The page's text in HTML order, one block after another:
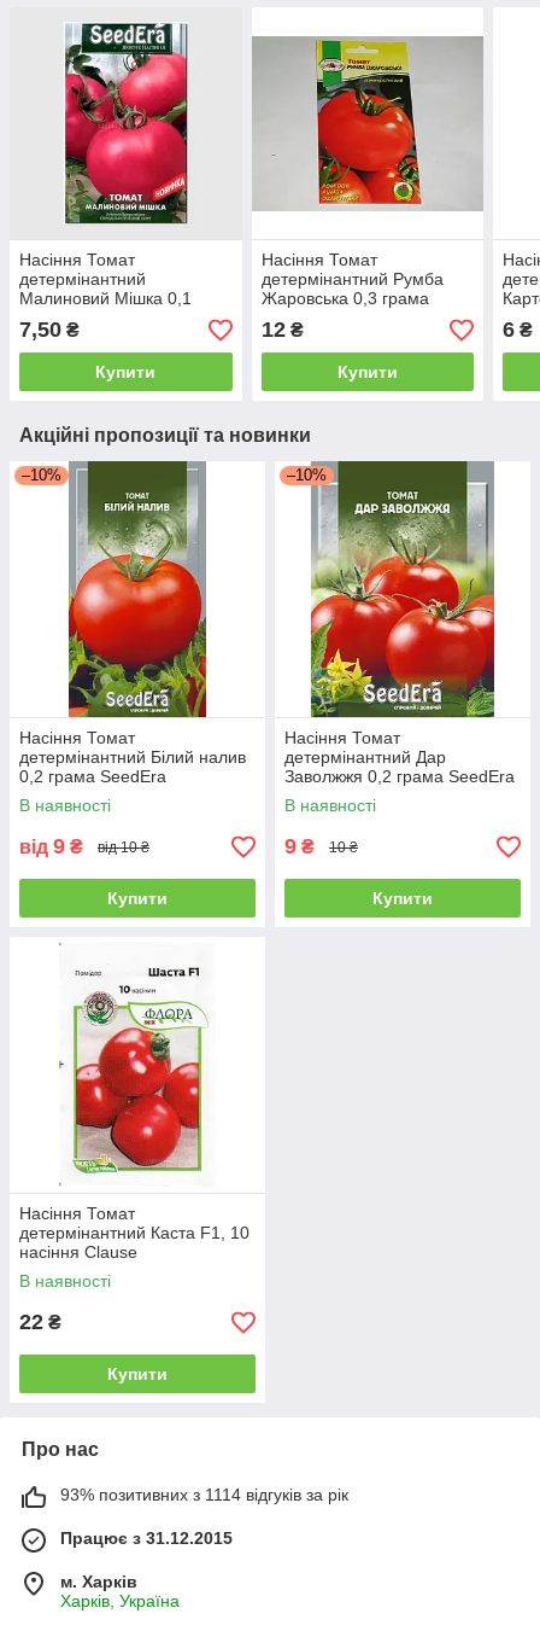
Насіння Томат
детермінантний
Малиновий Мішка 0,1
грама SeedEra
7,50 ₴
Купити
Насіння Томат
детермінантний Румба
Жаровська 0,3 грама
PNOS
12₴
Купити
0,1
6 ₴
Акційні пропозиції та новинки
–10%
Насіння Томат
детермінантний Білий налив
0,2 грама SeedEra
В наявності
від 9 ₴ від 10 ₴
Купити
–10%
Насіння Томат
детермінантний Дар
Заволжжя 0,2 грама SeedEra
В наявності
9 ₴ 10 ₴
Купити
Насіння Томат
детермінантний Каста F1, 10
насіння Clause
В наявності
22 ₴
Купити
Про нас
93% позитивних з 1114 відгуків за рік
Працює з 31.12.2015
м. Харків
Харків, Україна